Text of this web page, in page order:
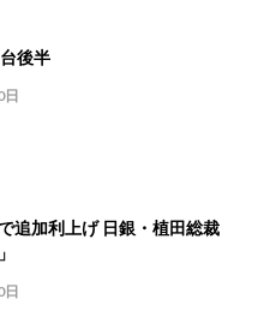
後半
追加利上げ 日銀・植田総裁